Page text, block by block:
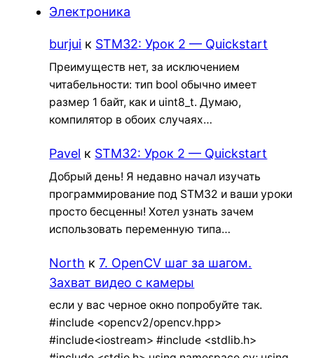
Электроника
burjui к STM32: Урок 2 — Quickstart
Преимуществ нет, за исключением
читабельности: тип bool обычно имеет
размер 1 байт, как и uint8_t. Думаю,
компилятор в обоих случаях…
Pavel к STM32: Урок 2 — Quickstart
Добрый день! Я недавно начал изучать
программирование под STM32 и ваши уроки
просто бесценны! Хотел узнать зачем
использовать переменную типа…
North к7. OpenCV шаг за шагом.
Захват видео с камеры
если у вас черное окно попробуйте так.
#include <opencv2/opencv.hpp>
#include<iostream> #include <stdlib.h>